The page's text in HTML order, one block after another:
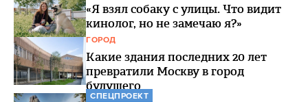
«Я взял собаку с улицы. Что видит
кинолог, но не замечаю я?»
ГОРОД
Какие здания последних 20 лет
превратили Москву в город
будущего
СПЕЦПРОЕКТ